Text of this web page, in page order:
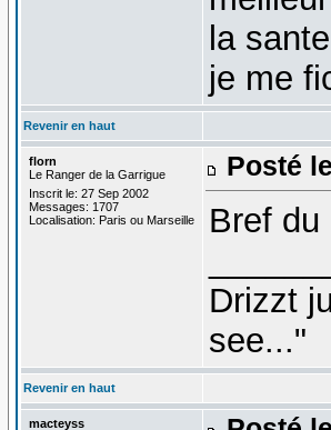
la
je me
Revenir en haut
florn
Le Ranger de la Garrigue
Inscrit le: 27 Sep 2002
Messages: 1707
Localisation: Paris ou Marseille
Posté
Bref
Drizzt
see..."
Revenir en haut
macteyss